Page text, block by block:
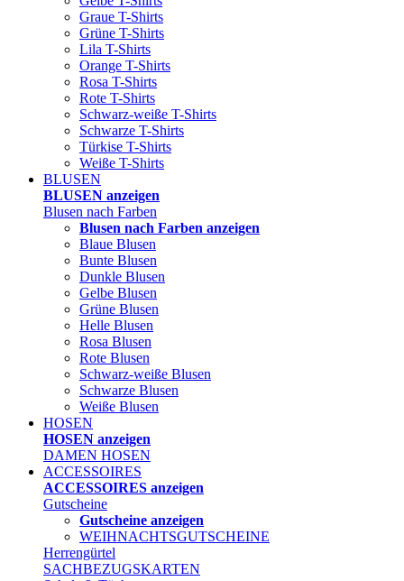
Graue T-Shirts
Grüne T-Shirts
Lila T-Shirts
Orange T-Shirts
Rosa T-Shirts
Rote T-Shirts
Schwarz-weiße T-Shirts
Schwarze T-Shirts
Türkise T-Shirts
Weiße T-Shirts
BLUSEN
BLUSEN anzeigen
Blusen nach Farben
Blusen nach Farben anzeigen
Blaue Blusen
Bunte Blusen
Dunkle Blusen
Gelbe Blusen
Grüne Blusen
Helle Blusen
Rosa Blusen
Rote Blusen
Schwarz-weiße Blusen
Schwarze Blusen
Weiße Blusen
HOSEN
HOSEN anzeigen
DAMEN HOSEN
ACCESSOIRES
ACCESSOIRES anzeigen
Gutscheine
Gutscheine anzeigen
WEIHNACHTSGUTSCHEINE
Herrengürtel
SACHBEZUGSKARTEN